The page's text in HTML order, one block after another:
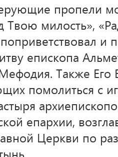
пропели
Твою милость»,
и
епископа
Также
помолиться с
епархии,
Церкви по